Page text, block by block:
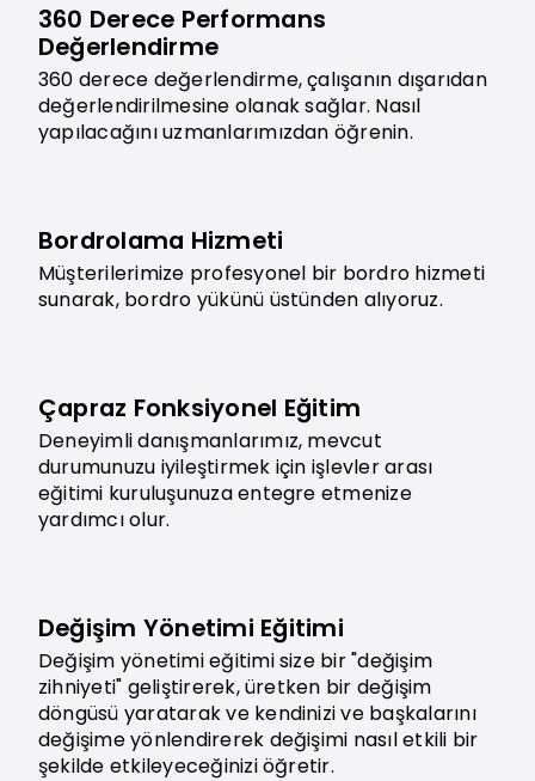
360 Derece Performans
Değerlendirme
360 derece değerlendirme, çalışanın dışarıdan
değerlendirilmesine olanak sağlar. Nasıl
yapılacağını uzmanlarımızdan öğrenin.
Bordrolama Hizmeti
Müşterilerimize profesyonel bir bordro hizmeti
sunarak, bordro yükünü üstünden alıyoruz.
Çapraz Fonksiyonel Eğitim
Deneyimli danışmanlarımız, mevcut
durumunuzu iyileştirmek için işlevler arası
eğitimi kuruluşunuza entegre etmenize
yardımcı olur.
Değişim Yönetimi Eğitimi
Değişim yönetimi eğitimi size bir "değişim
zihniyeti" geliştirerek, üretken bir değişim
döngüsü yaratarak ve kendinizi ve başkalarını
değişime yönlendirerek değişimi nasıl etkili bir
şekilde etkileyeceğinizi öğretir.